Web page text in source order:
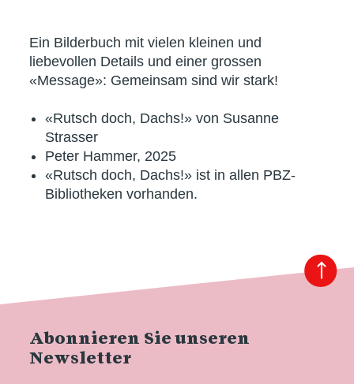
Ein Bilderbuch mit vielen kleinen und
liebevollen Details und einer grossen
«Message»: Gemeinsam sind wir stark!
«Rutsch doch, Dachs!» von Susanne
Strasser
Peter Hammer, 2025
«Rutsch doch, Dachs!» ist in allen PBZ-
Bibliotheken vorhanden.
Abonnieren Sie unseren
Newsletter